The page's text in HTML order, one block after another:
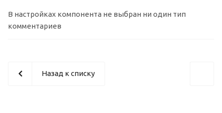
В настройках компонента не выбран ни один тип
комментариев
Назад к списку